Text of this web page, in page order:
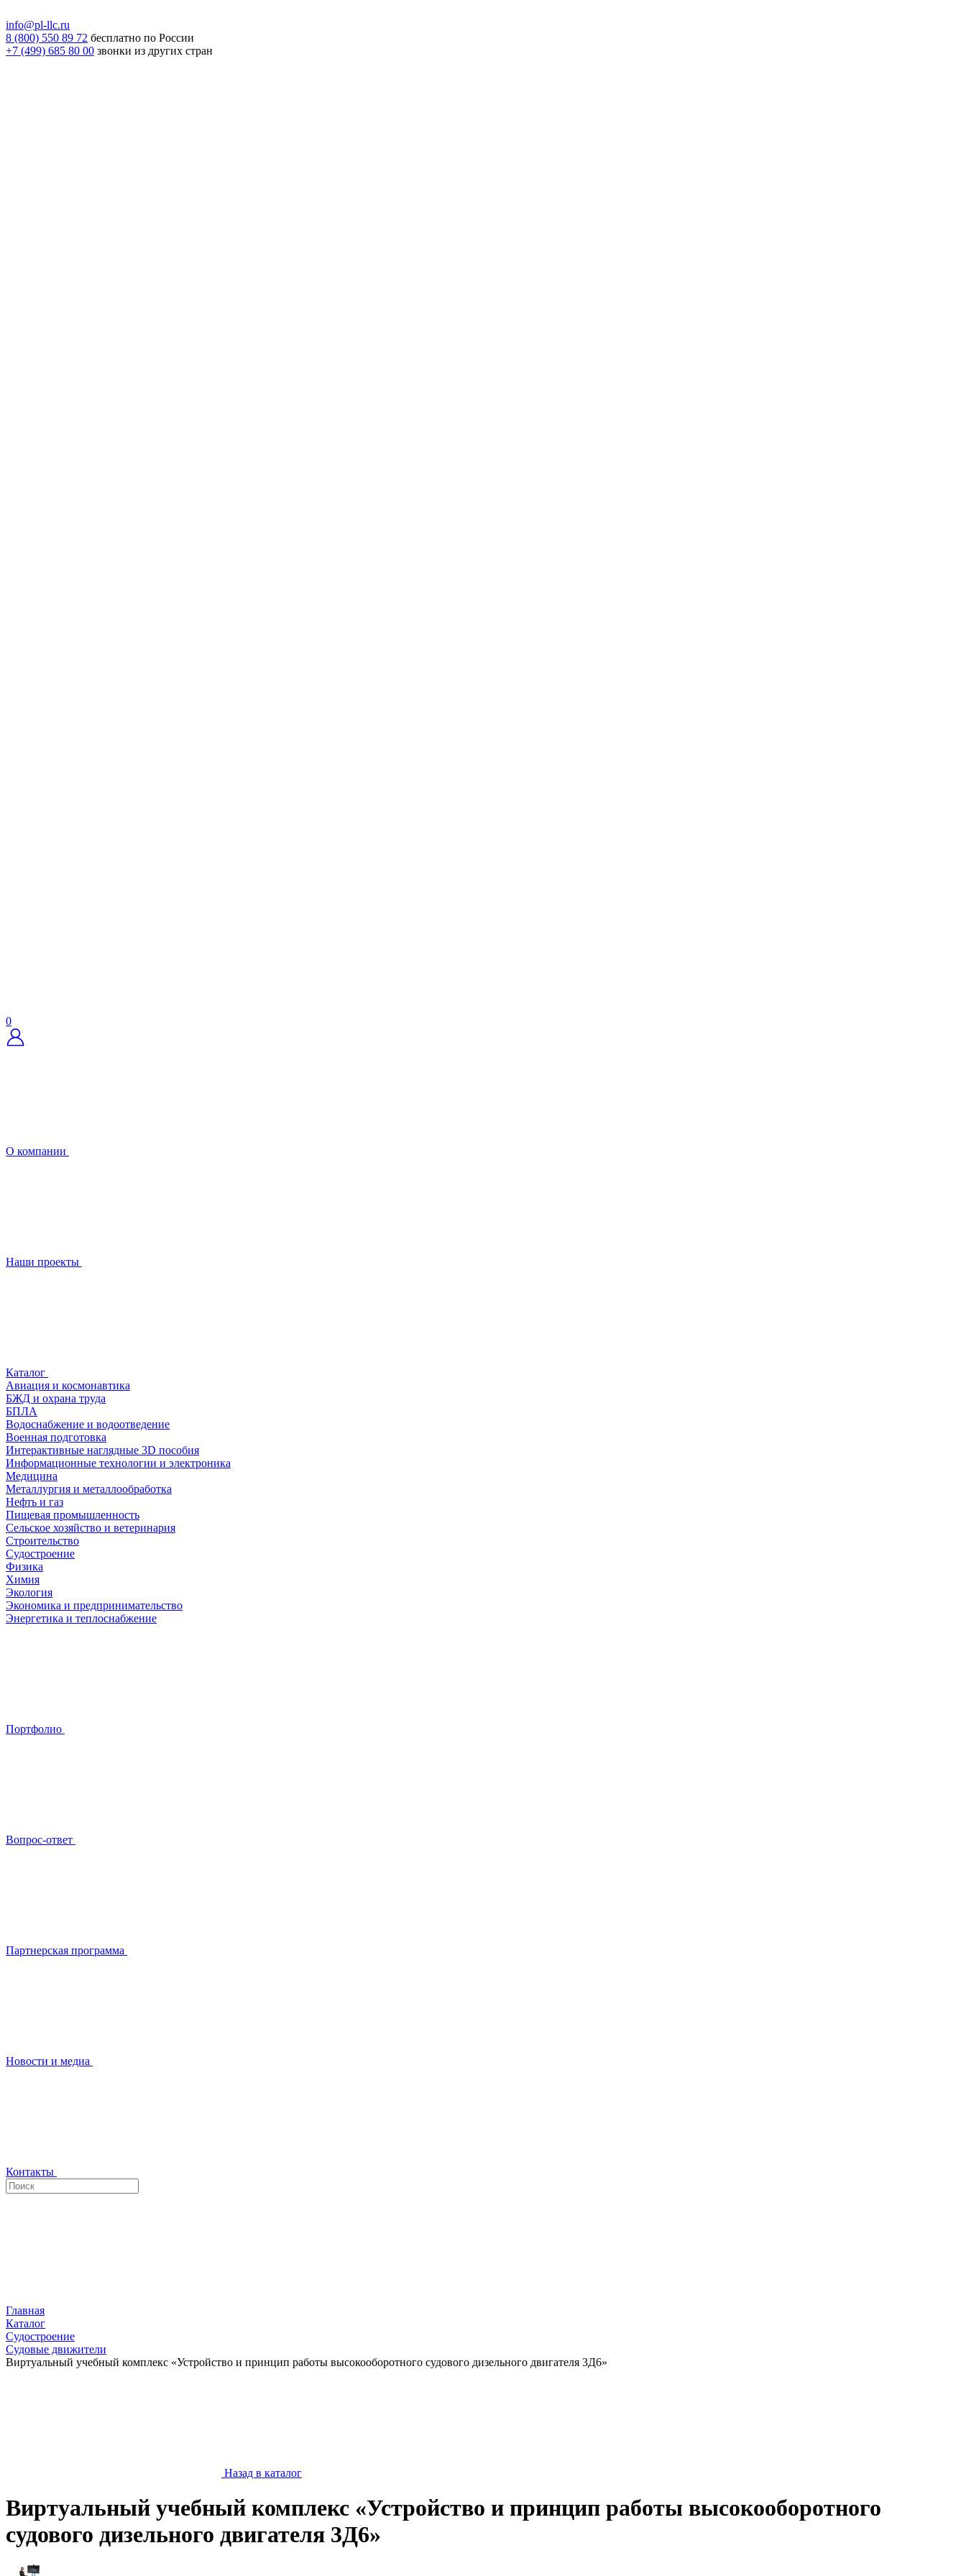
info@pl-llc.ru
8 (800) 550 89 72 бесплатно по России
+7 (499) 685 80 00 звонки из других стран
0
О компании
Наши проекты
Каталог
Авиация и космонавтика
БЖД и охрана труда
БПЛА
Водоснабжение и водоотведение
Военная подготовка
Интерактивные наглядные 3D пособия
Информационные технологии и электроника
Медицина
Металлургия и металлообработка
Нефть и газ
Пищевая промышленность
Сельское хозяйство и ветеринария
Строительство
Судостроение
Физика
Химия
Экология
Экономика и предпринимательство
Энергетика и теплоснабжение
Портфолио
Вопрос-ответ
Партнерская программа
Новости и медиа
Контакты
Главная
Каталог
Судостроение
Судовые движители
Виртуальный учебный комплекс «Устройство и принцип работы высокооборотного судового дизельного двигателя 3Д6»
Назад в каталог
Виртуальный учебный комплекс «Устройство и принцип работы высокооборотного
судового дизельного двигателя 3Д6»